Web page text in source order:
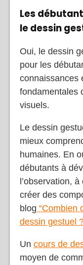
Les
le dessin
Oui, le dessin
pour les
connaissances
fondamentales
visuels.
Le dessin
mieux
humaines. En
débutants à
l’observation,
créer des
blog “Combien
dessin gestuel
Un cours de
moyen de